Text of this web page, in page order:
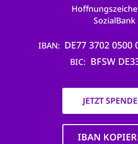
SozialBank
IBAN DE77 3702 0500
BIC BFSW
JETZT
IBAN